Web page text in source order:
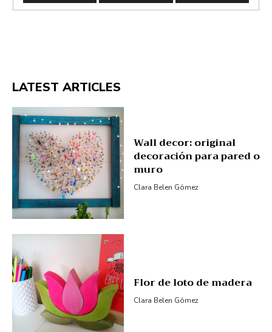
LATEST ARTICLES
Wall decor: original
decoración para pared o
muro
Clara Belen Gómez
Flor de loto de madera
Clara Belen Gómez